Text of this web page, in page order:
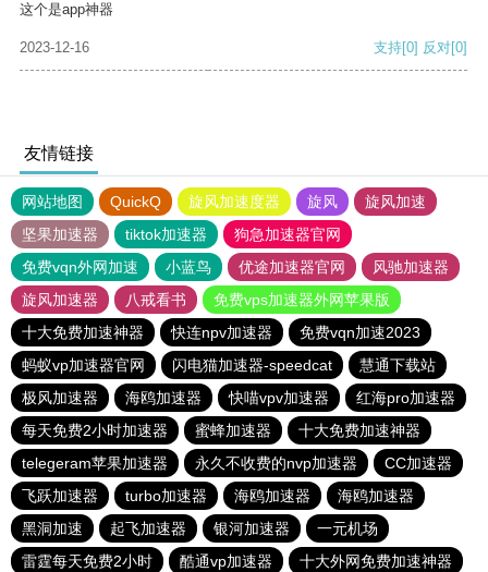
这个是app神器
2023-12-16 支持[0] 反对[0]
友情链接
网站地图 QuickQ 旋风加速度器 旋风
旋风加速
坚果加速器
tiktok加速器
狗急加速器官网
免费vqn外网加速
小蓝鸟 优途加速器官网
风驰加速器
旋风加速器
八戒看书
免费vps加速器外网苹果版
十大免费加速神器
快连npv加速器
免费vqn加速2023
蚂蚁vp加速器官网
闪电猫加速器-speedcat
慧通下载站
极风加速器
海鸥加速器 快喵vpv加速器
红海pro加速器
每天免费2小时加速器
蜜蜂加速器
十大免费加速神器
telegeram苹果加速器
永久不收费的nvp加速器
CC加速器
飞跃加速器
turbo加速器 海鸥加速器
海鸥加速器
黑洞加速
起飞加速器 银河加速器
一元机场
雷霆每天免费2小时
酷通vp加速器 十大外网免费加速神器